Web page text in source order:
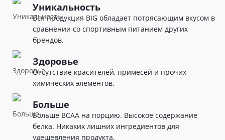
Уникальность
Вся продукция BIG обладает потрясающим вкусом в
сравнении со спортивным питанием других
брендов.
Здоровье
Отсутствие красителей, примесей и прочих
химических элементов.
Больше
Больше BCAA на порцию. Высокое содержание
белка. Никаких лишних ингредиентов для
удешевления продукта.